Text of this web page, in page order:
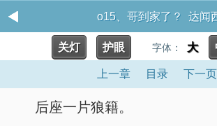
o15、哥到家了？ 达闻
关灯 护眼 字体： 大
上一章 目录 下一页
后座一片狼籍。